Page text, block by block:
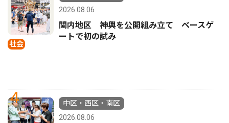
社会
2026.08.06
関内地区 神輿を公開組み立て ベースゲ
ートで初の試み
4
中区・西区・南区
2026.08.06